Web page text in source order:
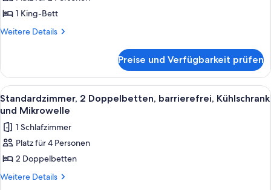
Wi-
Fi,
anzeigen
Refrigerator,
Desk,
Breakfast
1
King
Bed,
Microwave
And
Refrigerator,
Work
Desk,
Wi-
Fi,
Full
1 King-Bett
Weitere Details
Weitere
King
Bed,
Non-
Smoking,
And
Refrigerator,
Desk,
Wi-
Fi,
Preise und Verfügbarkeit prüfen
Alle
Fotos
für
Standardzimmer,
2 Doppelbetten,
barrierefrei,
Kühlschrank
Ein Hotelzimmer mit zwei Betten,
5
Standardzimmer, 2 Doppelbetten, barrierefrei, Kühlschrank
und Mikrowelle
1 Schlafzimmer
Platz für 4 Personen
2 Doppelbetten
Weitere Details
Weitere